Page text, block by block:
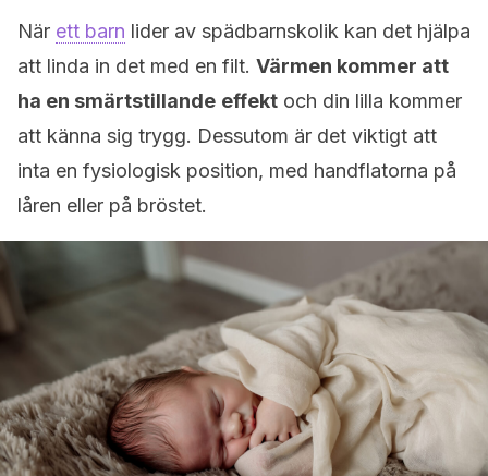
När ett barn lider av spädbarnskolik kan det hjälpa
att linda in det med en filt. Värmen kommer att
ha en smärtstillande effekt och din lilla kommer
att känna sig trygg. Dessutom är det viktigt att
inta en fysiologisk position, med handflatorna på
låren eller på bröstet.